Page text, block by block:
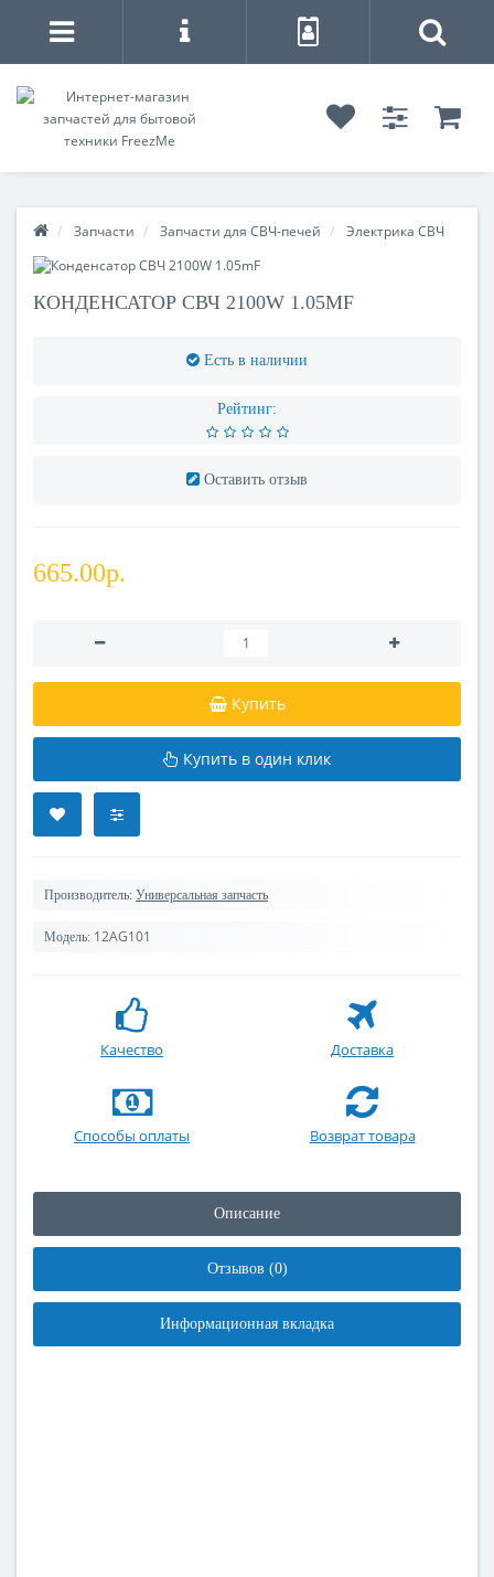
Запчасти Запчасти для СВЧ-печей Электрика СВЧ
КОНДЕНСАТОР СВЧ 2100W 1.05MF
Есть в наличии
Рейтинг:
Оставить отзыв
665.00р.
Купить
Купить в один клик
Производитель: Универсальная запчасть
Модель: 12AG101
Качество Доставка
Способы оплаты Возврат товара
Описание
Отзывов (0)
Информационная вкладка